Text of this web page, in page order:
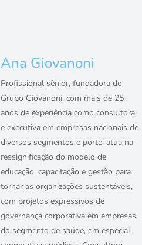
Ana Giovanoni
Profissional sênior, fundadora do
Grupo Giovanoni, com mais de 25
anos de experiência como consultora
e executiva em empresas nacionais de
diversos segmentos e porte; atua na
ressignificação do modelo de
educação, capacitação e gestão para
tornar as organizações sustentáveis,
com projetos expressivos de
governança corporativa em empresas
do segmento de saúde, em especial